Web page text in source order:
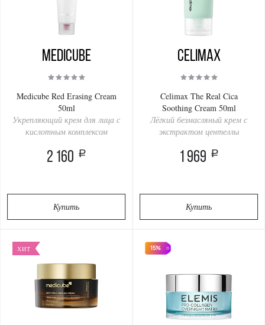
Medicube
Medicube Red Erasing Cream
50ml
Укрепляющий крем для лица с
кислотным комплексом
2 160 a
Купить
Celimax
Celimax The Real Cica
Soothing Cream 50ml
Лёгкий безмасляный крем с
экстрактом центеллы
1 969 a
Купить
ХИТ 15%